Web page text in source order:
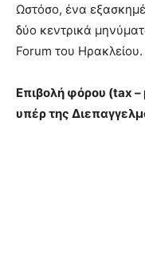
Ωστόσο, ένα
δύο κεντρικά
Forum του Ηρακλείου.
Επιβολή φόρου (tax
υπέρ της